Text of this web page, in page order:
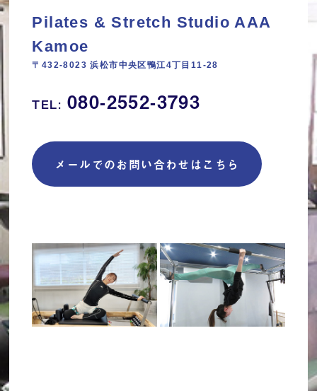
Pilates & Stretch Studio AAA
Kamoe
〒432-8023 浜松市中央区鴨江4丁目11‐28
TEL: 080-2552-3793
メールでのお問い合わせはこちら